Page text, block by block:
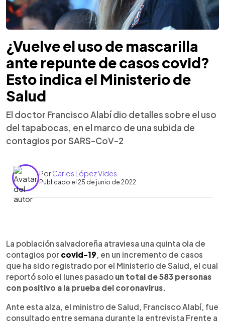
¿Vuelve el uso de mascarilla
ante repunte de casos covid?
Esto indica el Ministerio de
Salud
El doctor Francisco Alabí dio detalles sobre el uso
del tapabocas, en el marco de una subida de
contagios por SARS-CoV-2
PorCarlos López Vides
Publicado el 25 de junio de 2022
► Escuchar artículo
La población salvadoreña atraviesa una quinta ola de
contagios por covid-19 , en un incremento de casos
que ha sido registrado por el Ministerio de Salud, el cual
reportó solo el lunes pasado un total de 583 personas
con positivo a la prueba del coronavirus.
Ante esta alza, el ministro de Salud, Francisco Alabí, fue
consultado entre semana durante la entrevista Frente a